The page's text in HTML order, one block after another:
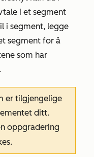
i et segment
i segment, legge
segment for å
som har
er tilgjengelige
ditt.
oppgradering